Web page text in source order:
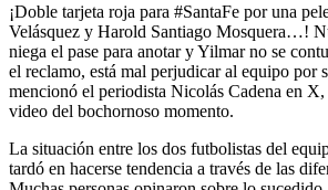
¡Doble tarjeta roja para #SantaFe por una
Velásquez y Harold Santiago Mosquera…!
niega el pase para anotar y Yilmar no se
el reclamo, está mal perjudicar al equipo por
mencionó el periodista Nicolás Cadena en
video del bochornoso momento.
La situación entre los dos futbolistas del
tardó en hacerse tendencia a través de las